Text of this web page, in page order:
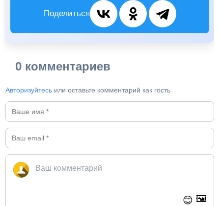
Поделиться
0 комментариев
Авторизуйтесь или оставьте комментарий как гость
😊 🖼️